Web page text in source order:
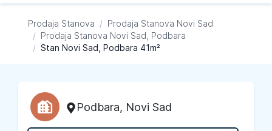
Prodaja Stanova / Prodaja Stanova Novi Sad
/ Prodaja Stanova Novi Sad, Podbara
/ Stan Novi Sad, Podbara 41m²
Podbara, Novi Sad